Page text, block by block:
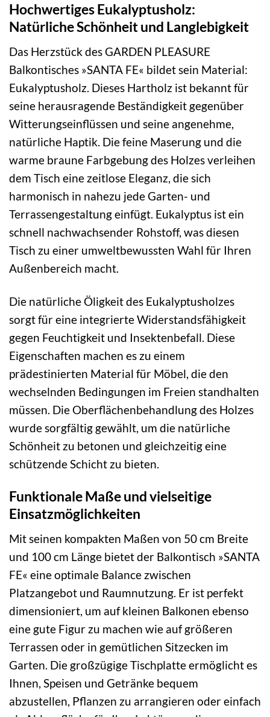
Hochwertiges Eukalyptusholz:
Natürliche Schönheit und Langlebigkeit
Das Herzstück des GARDEN PLEASURE
Balkontisches »SANTA FE« bildet sein Material:
Eukalyptusholz. Dieses Hartholz ist bekannt für
seine herausragende Beständigkeit gegenüber
Witterungseinflüssen und seine angenehme,
natürliche Haptik. Die feine Maserung und die
warme braune Farbgebung des Holzes verleihen
dem Tisch eine zeitlose Eleganz, die sich
harmonisch in nahezu jede Garten- und
Terrassengestaltung einfügt. Eukalyptus ist ein
schnell nachwachsender Rohstoff, was diesen
Tisch zu einer umweltbewussten Wahl für Ihren
Außenbereich macht.
Die natürliche Öligkeit des Eukalyptusholzes
sorgt für eine integrierte Widerstandsfähigkeit
gegen Feuchtigkeit und Insektenbefall. Diese
Eigenschaften machen es zu einem
prädestinierten Material für Möbel, die den
wechselnden Bedingungen im Freien standhalten
müssen. Die Oberflächenbehandlung des Holzes
wurde sorgfältig gewählt, um die natürliche
Schönheit zu betonen und gleichzeitig eine
schützende Schicht zu bieten.
Funktionale Maße und vielseitige
Einsatzmöglichkeiten
Mit seinen kompakten Maßen von 50 cm Breite
und 100 cm Länge bietet der Balkontisch »SANTA
FE« eine optimale Balance zwischen
Platzangebot und Raumnutzung. Er ist perfekt
dimensioniert, um auf kleinen Balkonen ebenso
eine gute Figur zu machen wie auf größeren
Terrassen oder in gemütlichen Sitzecken im
Garten. Die großzügige Tischplatte ermöglicht es
Ihnen, Speisen und Getränke bequem
abzustellen, Pflanzen zu arrangieren oder einfach